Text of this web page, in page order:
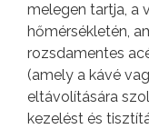
melegen tartja, a
hőmérsékletén,
rozsdamentes
(amely a kávé
eltávolítására
kezelést és